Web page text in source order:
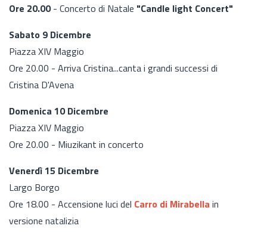
Ore 20.00- Concerto di Natale "Candle light Concert"
Sabato 9 Dicembre
Piazza XIV Maggio
Ore 20.00 - Arriva Cristina...canta i grandi successi di
Cristina D'Avena
Domenica 10 Dicembre
Piazza XIV Maggio
Ore 20.00 - Miuzikant in concerto
Venerdì 15 Dicembre
Largo Borgo
Ore 18.00 - Accensione luci del Carro di Mirabella in
versione natalizia